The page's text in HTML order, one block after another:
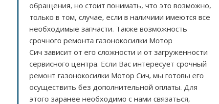
обращения, но стоит понимать, что это возможно,
только в том, случае, если в наличиии имеются все
необходимые запчасти. Также возможность
срочного ремонта газонокосилки Мотор
Сич зависит от его сложности и от загруженности
сервисного центра. Если Вас интересует срочный
ремонт газонокосилки Мотор Сич, мы готовы его
осуществить без дополнительной оплаты. Для
этого заранее необходимо с нами связаться,